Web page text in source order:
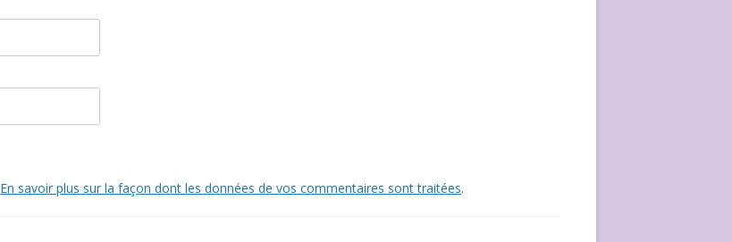
En savoir plus sur la façon dont les données de vos commentaires sont traitées.